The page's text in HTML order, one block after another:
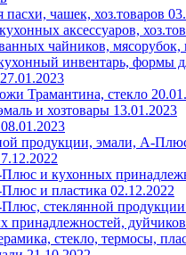
чашек, хоз.товаров
аксессуаров,
чайников, мясорубок,
инвентарь, формы
Трамантина, стекло
и хозтовары 13.01.2023
продукции, эмали, А-
и кухонных
и пластика 02.12.2022
стеклянной
принадлежностей,
стекло, термосы,